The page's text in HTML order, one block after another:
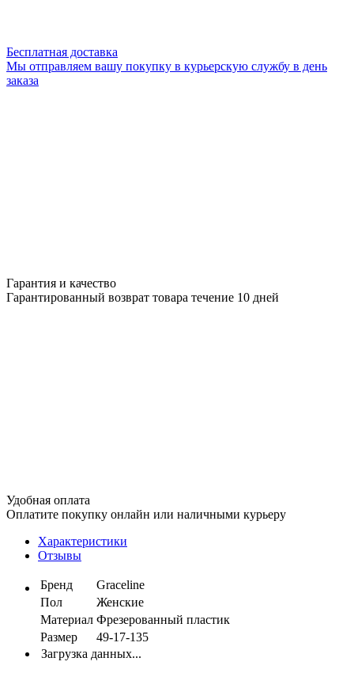
Бесплатная доставка
Мы отправляем вашу покупку в курьерскую службу в день
заказа
Гарантия и качество
Гарантированный возврат товара течение 10 дней
Удобная оплата
Оплатите покупку онлайн или наличными курьеру
Характеристики
Отзывы
Бренд
Graceline
Пол
Женские
Материал Фрезерованный пластик
Размер
49-17-135
Загрузка данных...